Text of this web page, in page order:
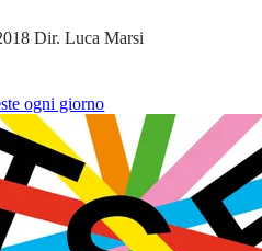
Dir. Luca Marsi
ogni giorno